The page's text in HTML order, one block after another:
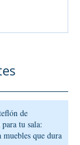
de
tu sala:
que dura